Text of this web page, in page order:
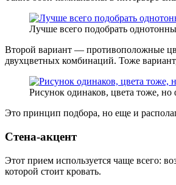
Лучше всего подобрать
Второй вариант — противоположные
двухцветных комбинаций. Тоже
Рисунок одинаков, цвета тоже,
Это принцип подбора, но еще и
Стена-акцент
Этот прием используется чаще всего:
которой стоит кровать.